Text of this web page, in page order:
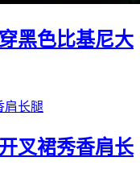
黑色比基尼大
叉裙秀香肩长